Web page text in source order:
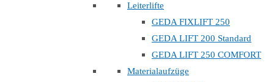
Leiterlifte
GEDA FIXLIFT 250
GEDA LIFT 200 Standard
GEDA LIFT 250 COMFORT
Materialaufzüge